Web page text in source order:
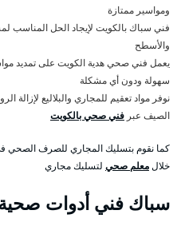
ومواسير ممتازة
فني سباك بالكويت لإيجاد الحل المناسب
والأسطح
يعمل فني صحي هدية الكويت على تمديد
سهولة ودون أي مشكلة
نوفر مواد تعقيم للمجاري والبلاليع لإزالة
الصيف عبر فني صحي بالكويت
كما نقوم بتسليك المجاري للصرف الصحي
خلالمعلم صحي لتسليك مجاري
سباك فني أدوات